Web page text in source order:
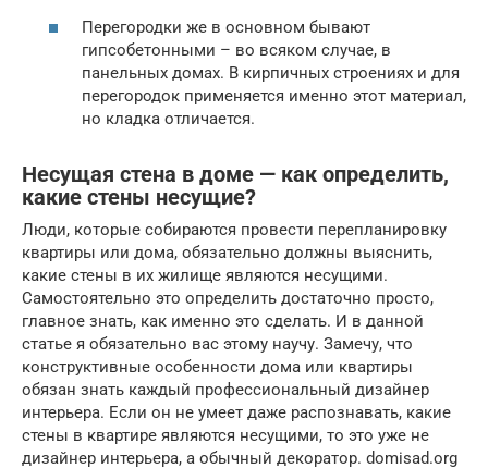
Перегородки же в основном бывают
гипсобетонными – во всяком случае, в
панельных домах. В кирпичных строениях и для
перегородок применяется именно этот материал,
но кладка отличается.
Несущая стена в доме — как определить,
какие стены несущие?
Люди, которые собираются провести перепланировку
квартиры или дома, обязательно должны выяснить,
какие стены в их жилище являются несущими.
Самостоятельно это определить достаточно просто,
главное знать, как именно это сделать. И в данной
статье я обязательно вас этому научу. Замечу, что
конструктивные особенности дома или квартиры
обязан знать каждый профессиональный дизайнер
интерьера. Если он не умеет даже распознавать, какие
стены в квартире являются несущими, то это уже не
дизайнер интерьера, а обычный декоратор. domisad.org